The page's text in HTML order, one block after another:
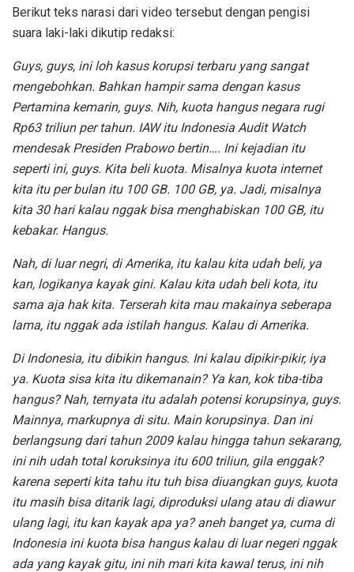
Berikut teks narasi dari video tersebut dengan pengisi
suara laki-laki dikutip redaksi:
Guys, guys, ini loh kasus korupsi terbaru yang sangat
mengebohkan. Bahkan hampir sama dengan kasus
Pertamina kemarin, guys. Nih, kuota hangus negara rugi
Rp63 triliun per tahun. IAW itu Indonesia Audit Watch
mendesak Presiden Prabowo bertin…. Ini kejadian itu
seperti ini, guys. Kita beli kuota. Misalnya kuota internet
kita itu per bulan itu 100 GB. 100 GB, ya. Jadi, misalnya
kita 30 hari kalau nggak bisa menghabiskan 100 GB, itu
kebakar. Hangus.
Nah, di luar negri, di Amerika, itu kalau kita udah beli, ya
kan, logikanya kayak gini. Kalau kita udah beli kota, itu
sama aja hak kita. Terserah kita mau makainya seberapa
lama, itu nggak ada istilah hangus. Kalau di Amerika.
Di Indonesia, itu dibikin hangus. Ini kalau dipikir-pikir, iya
ya. Kuota sisa kita itu dikemanain? Ya kan, kok tiba-tiba
hangus? Nah, ternyata itu adalah potensi korupsinya, guys.
Mainnya, markupnya di situ. Main korupsinya. Dan ini
berlangsung dari tahun 2009 kalau hingga tahun sekarang,
ini nih udah total koruksinya itu 600 triliun, gila enggak?
karena seperti kita tahu itu tuh bisa diuangkan guys, kuota
itu masih bisa ditarik lagi, diproduksi ulang atau di diawur
ulang lagi, itu kan kayak apa ya? aneh banget ya, cuma di
Indonesia ini kuota bisa hangus kalau di luar negeri nggak
ada yang kayak gitu, ini nih mari kita kawal terus, ini nih